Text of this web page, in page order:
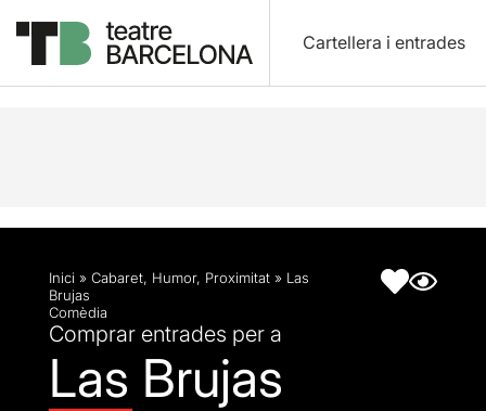
Cartellera i entrades
Descripció Fitxa artística
Inici » Cabaret, Humor, Proximitat » Las
Brujas
Comèdia
Comprar entrades per a
Las Brujas